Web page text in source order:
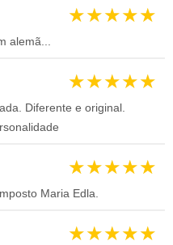
★★★★★
alemã...
★★★★★
Diferente e original.
★★★★★
Maria Edla.
★★★★★